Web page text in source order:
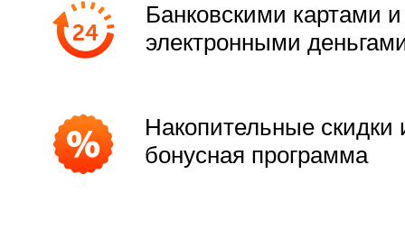
Банковскими картами и
электронными
Накопительные скидки
бонусная программа